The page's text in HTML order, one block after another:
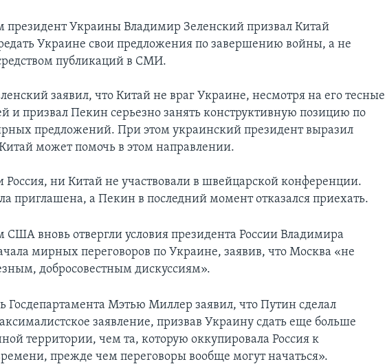
президент Украины Владимир Зеленский призвал Китай
Украине свои предложения по завершению войны, а не
публикаций в СМИ.
заявил, что Китай не враг Украине, несмотря на его тесные
и призвал Пекин серьезно занять конструктивную позицию по
предложений. При этом украинский президент выразил
может помочь в этом направлении.
ни Китай не участвовали в швейцарской конференции.
приглашена, а Пекин в последний момент отказался приехать.
вновь отвергли условия президента России Владимира
мирных переговоров по Украине, заявив, что Москва «не
добросовестным дискуссиям».
Госдепартамента Мэтью Миллер заявил, что Путин сделал
заявление, призвав Украину сдать еще больше
территории, чем та, которую оккупировала Россия к
прежде чем переговоры вообще могут начаться».